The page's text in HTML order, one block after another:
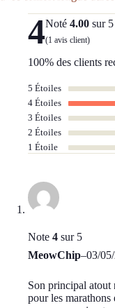
4Noté 4.00 sur
(1 avis client)
100% des clients
5 Étoiles
4 Étoiles
3 Étoiles
2 Étoiles
1 Étoile
Note 4 sur 5
MeowChip–03/
Son principal atout
pour les marathons